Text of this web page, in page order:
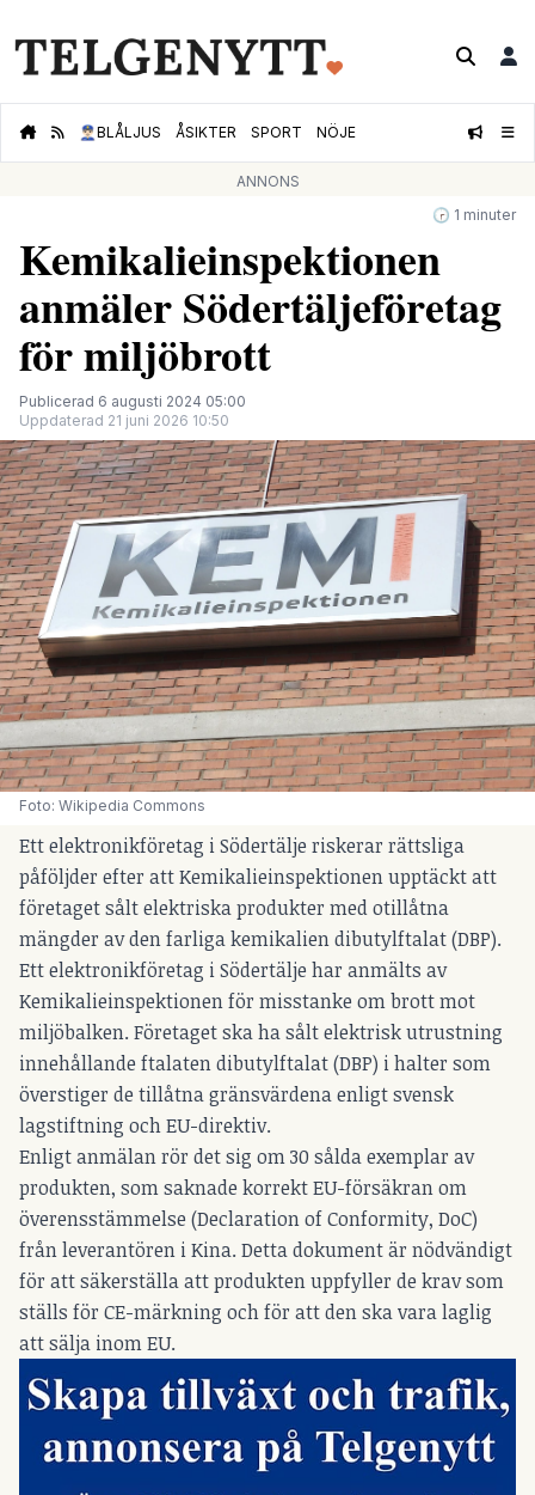
👮🏻‍♂️BLÅLJUS ÅSIKTER SPORT NÖJE
ANNONS
🕝 1 minuter
Kemikalieinspektionen
anmäler Södertäljeföretag
för miljöbrott
Publicerad 6 augusti 2024 05:00
Uppdaterad 21 juni 2026 10:50
Foto: Wikipedia Commons
Ett elektronikföretag i Södertälje riskerar rättsliga
påföljder efter att Kemikalieinspektionen upptäckt att
företaget sålt elektriska produkter med otillåtna
mängder av den farliga kemikalien dibutylftalat (DBP).
Ett elektronikföretag i Södertälje har anmälts av
Kemikalieinspektionen för misstanke om brott mot
miljöbalken. Företaget ska ha sålt elektrisk utrustning
innehållande ftalaten dibutylftalat (DBP) i halter som
överstiger de tillåtna gränsvärdena enligt svensk
lagstiftning och EU-direktiv.
Enligt anmälan rör det sig om 30 sålda exemplar av
produkten, som saknade korrekt EU-försäkran om
överensstämmelse (Declaration of Conformity, DoC)
från leverantören i Kina. Detta dokument är nödvändigt
för att säkerställa att produkten uppfyller de krav som
ställs för CE-märkning och för att den ska vara laglig
att sälja inom EU.